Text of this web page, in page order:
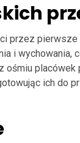
przez pierwsze
i wychowania,
ośmiu placówek
ich do